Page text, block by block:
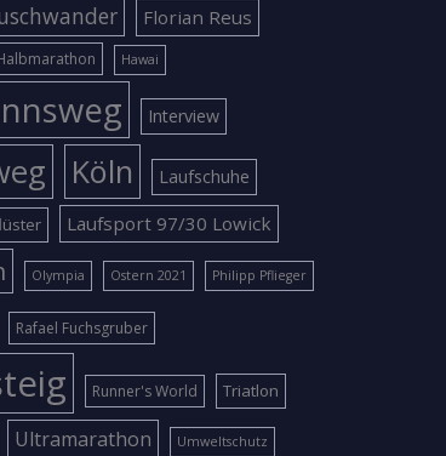
Florian Reus
Hawai
Interview
Köln Laufschuhe
Laufsport 97/30 Lowick
Olympia Ostern 2021 Philipp Pflieger
Rafael Fuchsgruber
Runner's World Triatlon
Ultramarathon Umweltschutz